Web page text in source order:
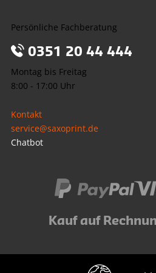
Persönliche Fachberatung
0351 20 44 444
Montag bis Freitag
8:00 - 17:00 Uhr
Kontakt
service@saxoprint.de
Chatbot
Kauf auf